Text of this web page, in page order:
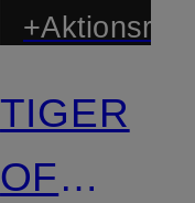
TIGER
OF